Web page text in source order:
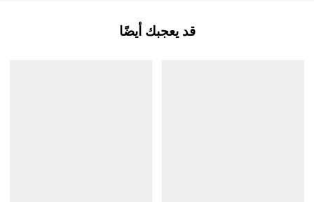
قد يعجبك أيضًا